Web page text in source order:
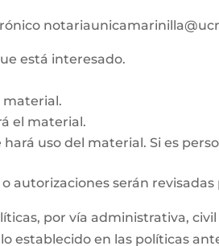
está interesado.
material.
el material.
uso del material. Si es
autorizaciones serán revisadas
por vía administrativa,
establecido en las políticas